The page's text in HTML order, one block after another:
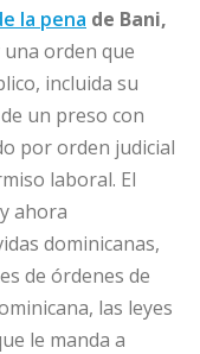
la pena de Bani,
orden que
incluida su
un preso con
por orden judicial
laboral. El
ahora
dominicanas,
de órdenes de
las leyes
le manda a